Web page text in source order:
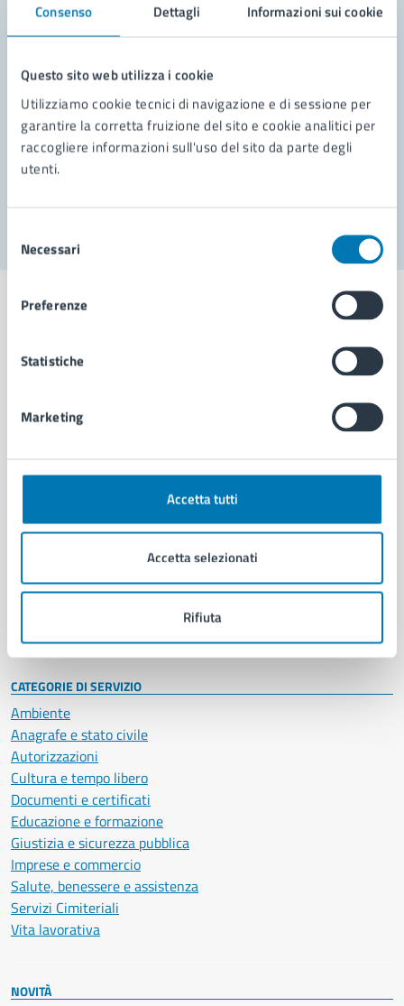
Consenso Dettagli Informazioni sui cookie
Questo sito web utilizza i cookie
Utilizziamo cookie tecnici di navigazione e di sessione per
garantire la corretta fruizione del sito e cookie analitici per
raccogliere informazioni sull'uso del sito da parte degli
utenti.
delNecessari
Preferenze
Statistiche
Marketing
Accetta tutti
Accetta selezionati
Rifiuta
Leggi le domande frequenti
Richiedi assistenza
Prenota appuntamento
Problemi in città
Comune di Napoli
AMMINISTRAZIONE
Organi di governo
Enti e fondazioni
Personale amministrativo
Intranet, posta aziendale e protocollo
CATEGORIE DI SERVIZIO
Ambiente
Anagrafe e stato civile
Autorizzazioni
Cultura e tempo libero
Documenti e certificati
Educazione e formazione
Giustizia e sicurezza pubblica
Imprese e commercio
Salute, benessere e assistenza
Servizi Cimiteriali
Vita lavorativa
NOVITÀ